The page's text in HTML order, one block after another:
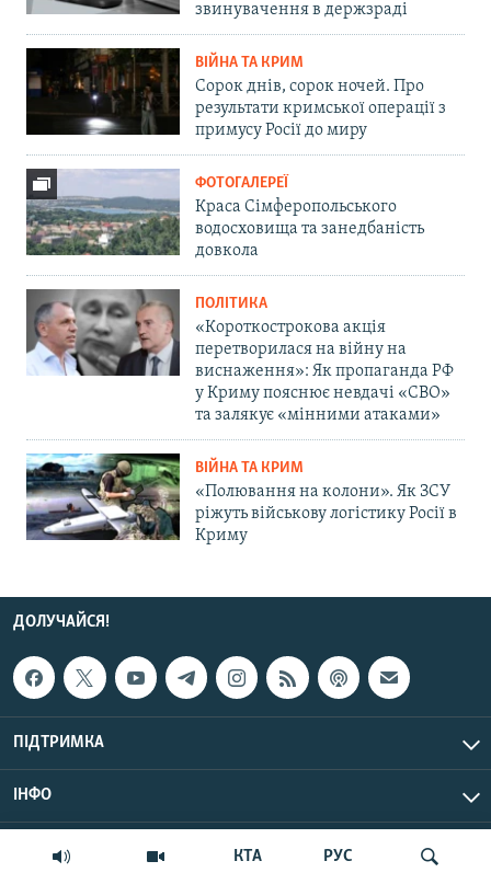
КТА РУС
звинувачення в держзраді
ВІЙНА ТА КРИМ
Сорок днів, сорок ночей. Про
результати кримської операції з
примусу Росії до миру
ФОТОГАЛЕРЕЇ
Краса Сімферопольського
водосховища та занедбаність
довкола
ПОЛІТИКА
«Короткострокова акція
перетворилася на війну на
виснаження»: Як пропаганда РФ
у Криму пояснює невдачі «СВО»
та залякує «мінними атаками»
ВІЙНА ТА КРИМ
«Полювання на колони». Як ЗСУ
ріжуть військову логістику Росії в
Криму
ДОЛУЧАЙСЯ!
ПІДТРИМКА
ІНФО
© Крим.Реалії, 2026 | Усі права застережено.